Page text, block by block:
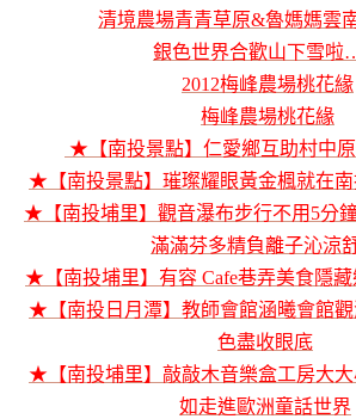
清境農場青青草原&魯媽媽雲
銀色世界合歡山下雪
2012梅峰農場桃花緣
梅峰農場桃花緣
★【南投景點】仁愛鄉互助村中
★【南投景點】璀璨耀眼黃金楓就在
★【南投埔里】觀音瀑布步行不用5分
滿滿芬多精負離子沁涼
★【南投埔里】有容 Cafe巷弄美食隱
★【南投日月潭】教師會館涵曦會館
色盡收眼底
★【南投埔里】敲敲木音樂盒工房大
如走進歐洲童話世界